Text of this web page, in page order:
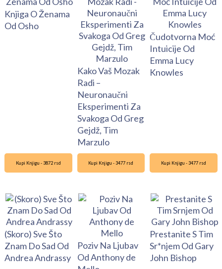
Knjiga O Ženama
Od Osho
Kako Vaš Mozak
Radi –
Neuronaučni
Eksperimenti Za
Svakoga Od Greg
Gejdž, Tim
Marzulo
Čudotvorna Moć
Intuicije Od
Emma Lucy
Knowles
Kupi Knjigu - 3872 rsd
(Skoro) Sve Što
Znam Do Sad Od
Andrea Andrassy
Kupi Knjigu - 3477 rsd
Poziv Na Ljubav
Od Anthony de
Kupi Knjigu - 3477 rsd
Prestanite S Tim
Sr*njem Od Gary
John Bishop